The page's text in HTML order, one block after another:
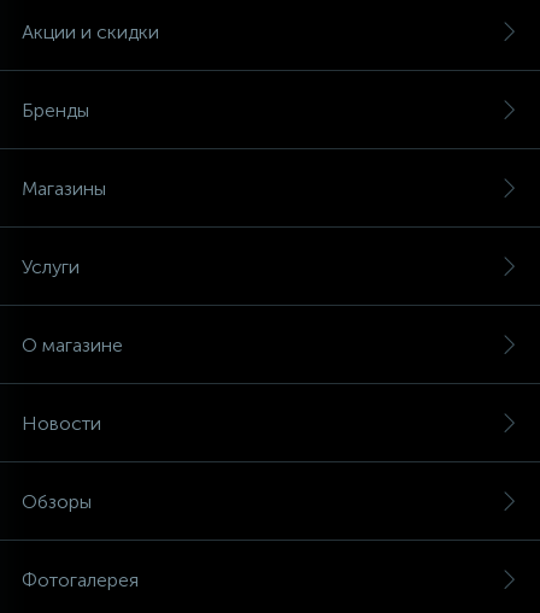
Акции и скидки
Бренды
Магазины
Услуги
О магазине
Новости
Обзоры
Фотогалерея